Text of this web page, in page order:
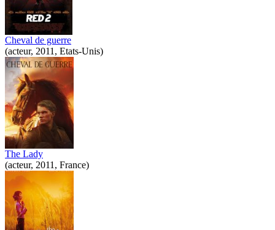
Cheval de guerre
(acteur, 2011, Etats-Unis)
The Lady
(acteur, 2011, France)